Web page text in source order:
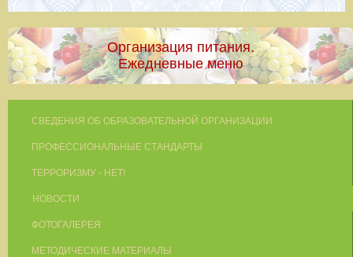
Организация питания.
Ежедневные меню
СВЕДЕНИЯ ОБ ОБРАЗОВАТЕЛЬНОЙ ОРГАНИЗАЦИИ
ПРОФЕССИОНАЛЬНЫЕ СТАНДАРТЫ
ТЕРРОРИЗМУ - НЕТ!
НОВОСТИ
ФОТОГАЛЕРЕЯ
МЕТОДИЧЕСКИЕ МАТЕРИАЛЫ